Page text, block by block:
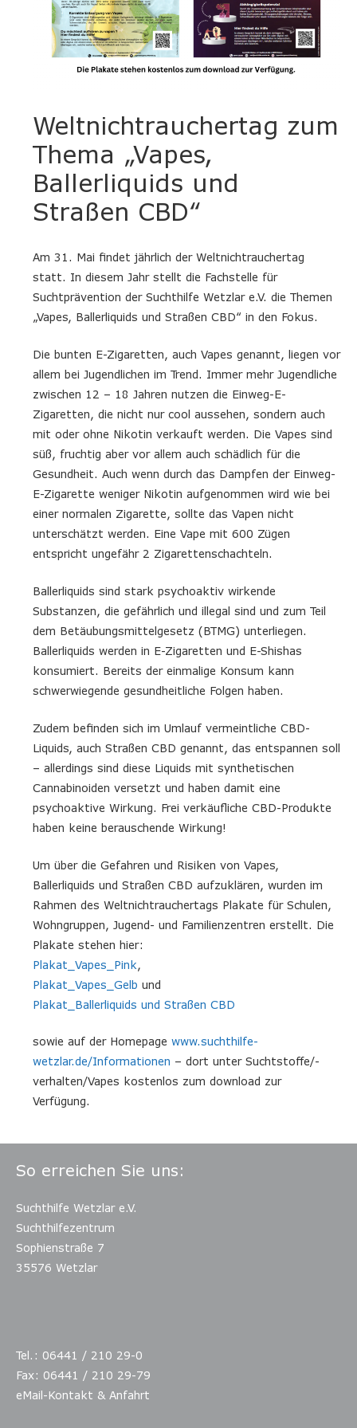
Weltnichtrauchertag zum
Thema „Vapes,
Ballerliquids und
Straßen CBD“
Am 31. Mai findet jährlich der Weltnichtrauchertag
statt. In diesem Jahr stellt die Fachstelle für
Suchtprävention der Suchthilfe Wetzlar e.V. die Themen
„Vapes, Ballerliquids und Straßen CBD“ in den Fokus.
Die bunten E-Zigaretten, auch Vapes genannt, liegen vor
allem bei Jugendlichen im Trend. Immer mehr Jugendliche
zwischen 12 – 18 Jahren nutzen die Einweg-E-
Zigaretten, die nicht nur cool aussehen, sondern auch
mit oder ohne Nikotin verkauft werden. Die Vapes sind
süß, fruchtig aber vor allem auch schädlich für die
Gesundheit. Auch wenn durch das Dampfen der Einweg-
E-Zigarette weniger Nikotin aufgenommen wird wie bei
einer normalen Zigarette, sollte das Vapen nicht
unterschätzt werden. Eine Vape mit 600 Zügen
entspricht ungefähr 2 Zigarettenschachteln.
Ballerliquids sind stark psychoaktiv wirkende
Substanzen, die gefährlich und illegal sind und zum Teil
dem Betäubungsmittelgesetz (BTMG) unterliegen.
Ballerliquids werden in E-Zigaretten und E-Shishas
konsumiert. Bereits der einmalige Konsum kann
schwerwiegende gesundheitliche Folgen haben.
Zudem befinden sich im Umlauf vermeintliche CBD-
Liquids, auch Straßen CBD genannt, das entspannen soll
– allerdings sind diese Liquids mit synthetischen
Cannabinoiden versetzt und haben damit eine
psychoaktive Wirkung. Frei verkäufliche CBD-Produkte
haben keine berauschende Wirkung!
Um über die Gefahren und Risiken von Vapes,
Ballerliquids und Straßen CBD aufzuklären, wurden im
Rahmen des Weltnichtrauchertags Plakate für Schulen,
Wohngruppen, Jugend- und Familienzentren erstellt. Die
Plakate stehen hier:
Plakat_Vapes_Pink,
Plakat_Vapes_Gelb und
Plakat_Ballerliquids und Straßen CBD
sowie auf der Homepage www.suchthilfe-
wetzlar.de/Informationen – dort unter Suchtstoffe/-
verhalten/Vapes kostenlos zum download zur
Verfügung.
So erreichen Sie uns:
Suchthilfe Wetzlar e.V.
Suchthilfezentrum
Sophienstraße 7
35576 Wetzlar
Tel.: 06441 / 210 29-0
Fax: 06441 / 210 29-79
eMail-Kontakt & Anfahrt